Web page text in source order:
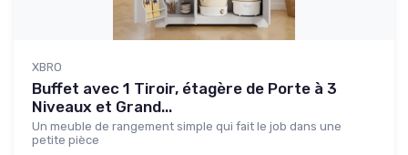
XBRO
Buffet avec 1 Tiroir, étagère de Porte à 3
Niveaux et Grand...
Un meuble de rangement simple qui fait le job dans une
petite pièce